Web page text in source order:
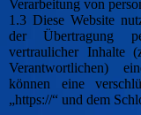
Verarbeitung von
1.3 Diese Website
der Übertragung
vertraulicher Inhalte
Verantwortlichen)
können eine
„https://“ und dem